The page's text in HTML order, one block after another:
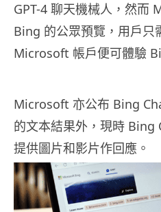
GPT-4 聊天機械人，然而
Bing 的公眾預覽，用戶只
Microsoft 帳戶便可體驗
Microsoft 亦公布 Bing
的文本結果外，現時 Bing
提供圖片和影片作回應。